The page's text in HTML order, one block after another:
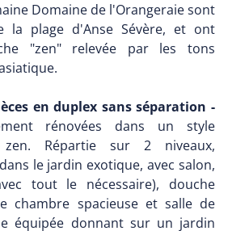
Domaine de l'Orangeraie sont
la plage d'Anse Sévère, et ont
"zen" relevée par les tons
en duplex sans séparation -
rénovées dans un style
Répartie sur 2 niveaux,
le jardin exotique, avec salon,
tout le nécessaire), douche
chambre spacieuse et salle de
équipée donnant sur un jardin